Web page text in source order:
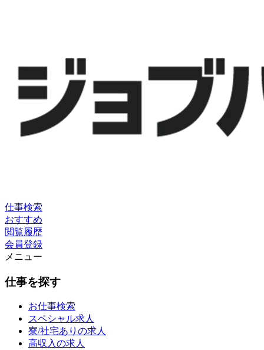
仕事検索
おすすめ
閲覧履歴
会員登録
メニュー
仕事を探す
お仕事検索
スペシャル求人
寮/社宅ありの求人
高収入の求人